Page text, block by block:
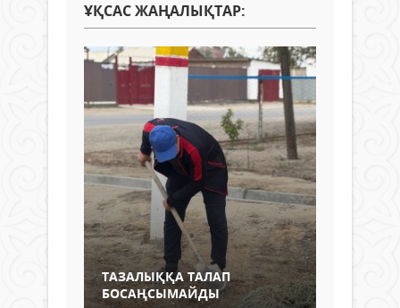
ҰҚСАС ЖАҢАЛЫҚТАР:
ТАЗАЛЫҚҚА ТАЛАП
БОСАҢСЫМАЙДЫ